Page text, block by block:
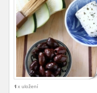
1 x uložení